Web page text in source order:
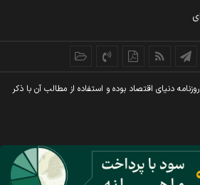
دنيای اقتصاد بوده و استفاده از مطالب آن با ذکر